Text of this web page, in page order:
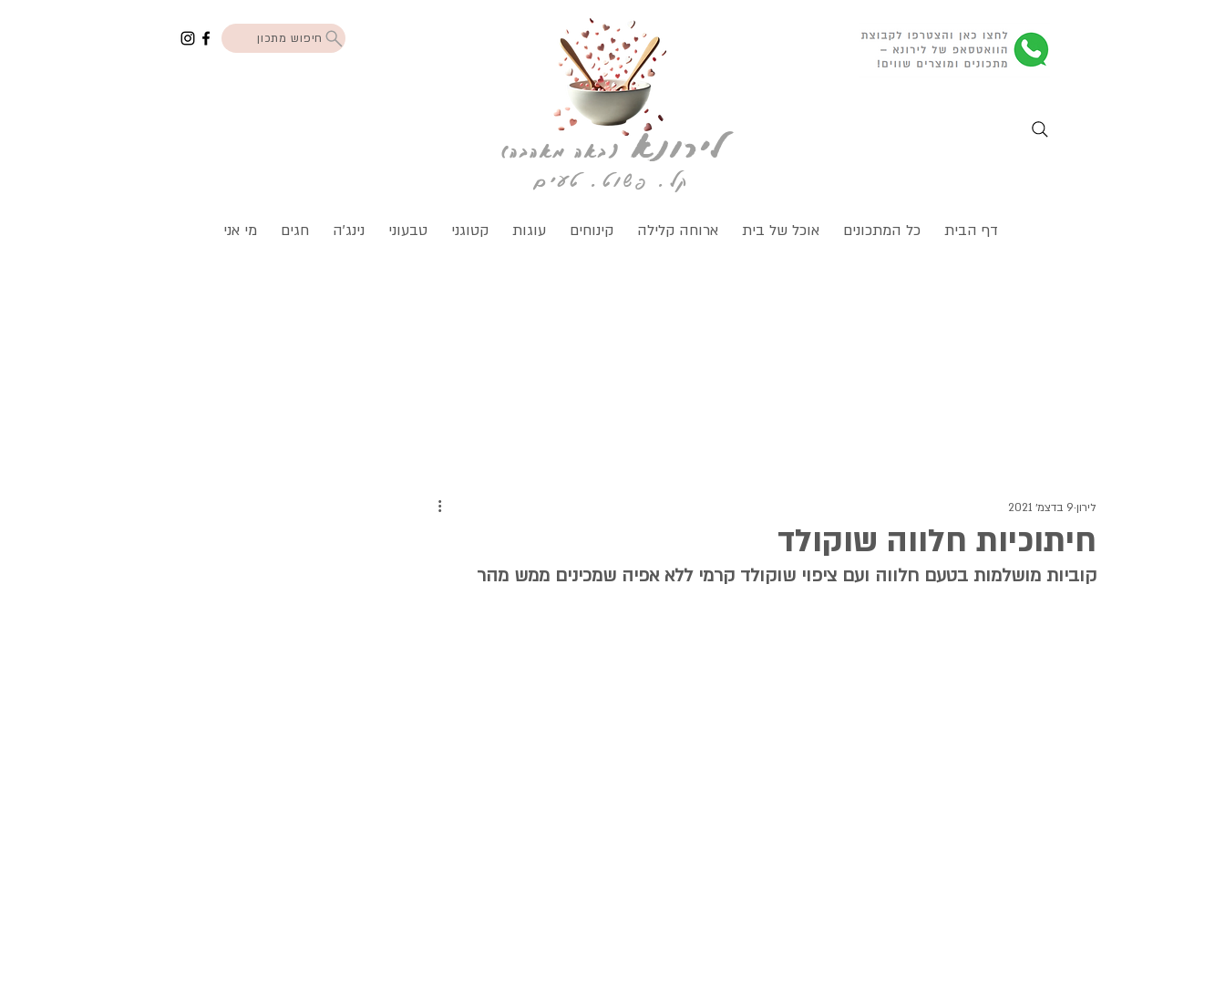
לירונא(באה מאהבה)
קל. פשוט. טעים
חיפוש מתכון
דף הבית כל המתכונים אוכל של בית ארוחה קלילה קינוחים עוגות קטוגני טבעוני נינג'ה חגים מי אני
חיתוכיות חלווה שוקולד
לירון 9 בדצמ׳ 2021
קוביות מושלמות בטעם חלווה ועם ציפוי שוקולד קרמי ללא אפיה שמכינים ממש מהר